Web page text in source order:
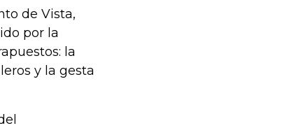
de Vista,
por la
la
y la gesta